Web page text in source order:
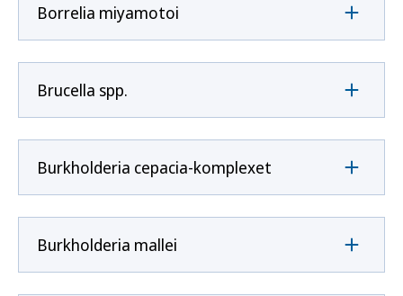
Borrelia miyamotoi
Brucella spp.
Burkholderia cepacia-komplexet
Burkholderia mallei